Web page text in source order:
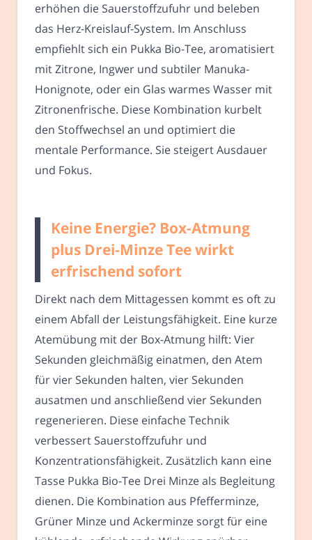
erhöhen die Sauerstoffzufuhr und beleben
das Herz-Kreislauf-System. Im Anschluss
empfiehlt sich ein Pukka Bio-Tee, aromatisiert
mit Zitrone, Ingwer und subtiler Manuka-
Honignote, oder ein Glas warmes Wasser mit
Zitronenfrische. Diese Kombination kurbelt
den Stoffwechsel an und optimiert die
mentale Performance. Sie steigert Ausdauer
und Fokus.
Keine Energie? Box-Atmung
plus Drei-Minze Tee wirkt
erfrischend sofort
Direkt nach dem Mittagessen kommt es oft zu
einem Abfall der Leistungsfähigkeit. Eine kurze
Atemübung mit der Box-Atmung hilft: Vier
Sekunden gleichmäßig einatmen, den Atem
für vier Sekunden halten, vier Sekunden
ausatmen und anschließend vier Sekunden
regenerieren. Diese einfache Technik
verbessert Sauerstoffzufuhr und
Konzentrationsfähigkeit. Zusätzlich kann eine
Tasse Pukka Bio-Tee Drei Minze als Begleitung
dienen. Die Kombination aus Pfefferminze,
Grüner Minze und Ackerminze sorgt für eine